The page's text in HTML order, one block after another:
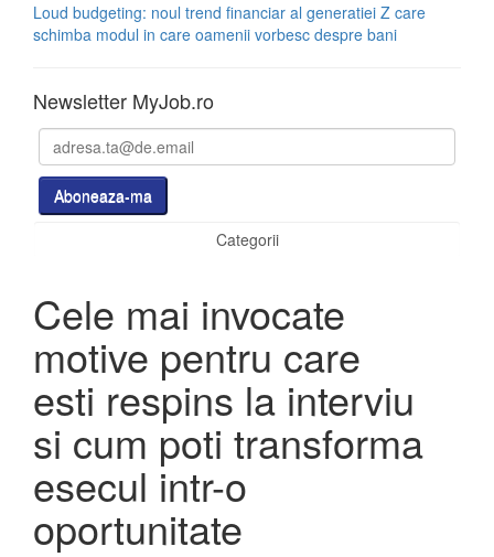
Loud budgeting: noul trend financiar al generatiei Z care
schimba modul in care oamenii vorbesc despre bani
Newsletter MyJob.ro
Categorii
Cele mai invocate
motive pentru care
esti respins la interviu
si cum poti transforma
esecul intr-o
oportunitate